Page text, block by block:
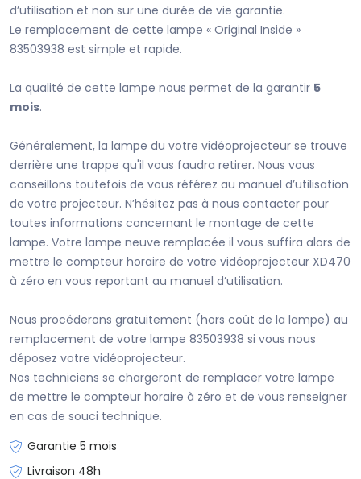
d’utilisation et non sur une durée de vie garantie.
Le remplacement de cette lampe « Original Inside »
83503938 est simple et rapide.
La qualité de cette lampe nous permet de la garantir 5
mois.
Généralement, la lampe du votre vidéoprojecteur se trouve
derrière une trappe qu'il vous faudra retirer. Nous vous
conseillons toutefois de vous référez au manuel d’utilisation
de votre projecteur. N’hésitez pas à nous contacter pour
toutes informations concernant le montage de cette
lampe. Votre lampe neuve remplacée il vous suffira alors de
mettre le compteur horaire de votre vidéoprojecteur XD470
à zéro en vous reportant au manuel d’utilisation.
Nous procéderons gratuitement (hors coût de la lampe) au
remplacement de votre lampe 83503938 si vous nous
déposez votre vidéoprojecteur.
Nos techniciens se chargeront de remplacer votre lampe
de mettre le compteur horaire à zéro et de vous renseigner
en cas de souci technique.
Garantie 5 mois
Livraison 48h